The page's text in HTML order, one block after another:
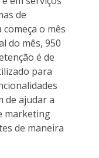
de
o mês
do mês, 950
é de
para
de ajudar a
marketing
de maneira